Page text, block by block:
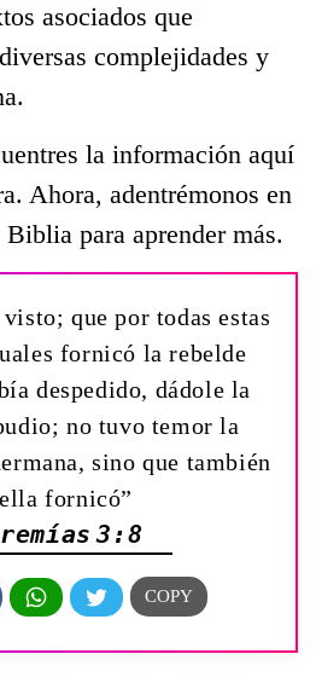
asociados que
complejidades y
la información aquí
Ahora, adentrémonos en
para aprender más.
que por todas estas
fornicó la rebelde
despedido, dádole la
no tuvo temor la
sino que también
fornicó”
3:8